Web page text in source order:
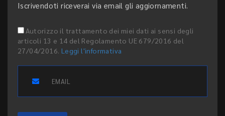
Iscrivendoti riceverai via email gli aggiornamenti.
Autorizzo il trattamento dei miei dati ai sensi degli
articoli 13 e 14 del Regolamento UE 679/2016 del
27/04/2016. Leggi l'informativa